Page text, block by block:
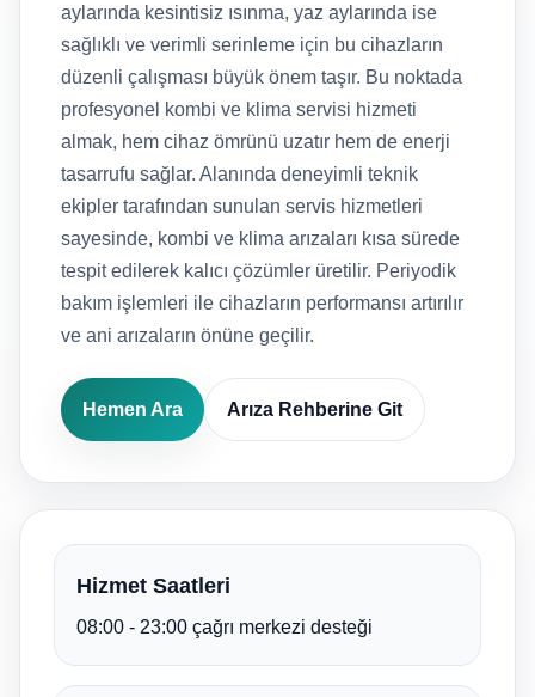
aylarında kesintisiz ısınma, yaz aylarında ise
sağlıklı ve verimli serinleme için bu cihazların
düzenli çalışması büyük önem taşır. Bu noktada
profesyonel kombi ve klima servisi hizmeti
almak, hem cihaz ömrünü uzatır hem de enerji
tasarrufu sağlar. Alanında deneyimli teknik
ekipler tarafından sunulan servis hizmetleri
sayesinde, kombi ve klima arızaları kısa sürede
tespit edilerek kalıcı çözümler üretilir. Periyodik
bakım işlemleri ile cihazların performansı artırılır
ve ani arızaların önüne geçilir.
Hemen Ara Arıza Rehberine Git
Hizmet Saatleri
08:00 - 23:00 çağrı merkezi desteği